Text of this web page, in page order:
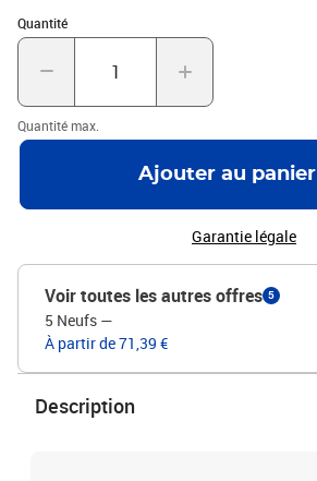
Quantité
Quantité : 1
Quantité max.
Ajouter au panier
Garantie légale
Voir toutes les autres offres 5
5 Neufs —
À partir de 71,39 €
Description